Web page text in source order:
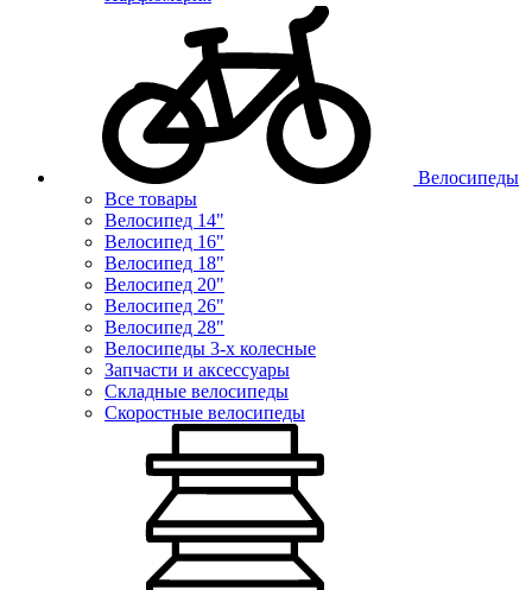
Велосипеды
Все товары
Велосипед 14"
Велосипед 16"
Велосипед 18"
Велосипед 20"
Велосипед 26"
Велосипед 28"
Велосипеды 3-х колесные
Запчасти и аксессуары
Складные велосипеды
Скоростные велосипеды